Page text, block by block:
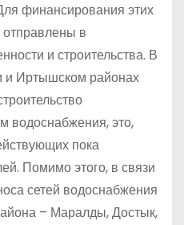
финансирования этих
в
и строительства. В
и Иртышском районах
водоснабжения, это,
пока
Помимо этого, в связи
сетей водоснабжения
– Маралды, Достык,